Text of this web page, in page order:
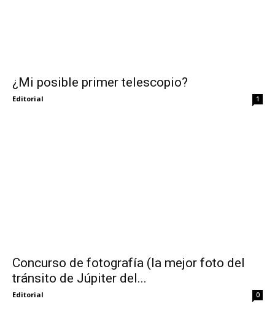
¿Mi posible primer telescopio?
Editorial 1
Concurso de fotografía (la mejor foto del
tránsito de Júpiter del...
Editorial 0